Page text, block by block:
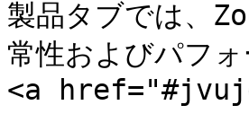
製品タブでは、
常性およびパフ
<a